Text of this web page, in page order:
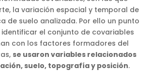
la variación espacial y temporal de
de suelo analizada. Por ello un punto
el conjunto de covariables
con los factores formadores del
se usaron variables relacionados
suelo, topografía y posición.